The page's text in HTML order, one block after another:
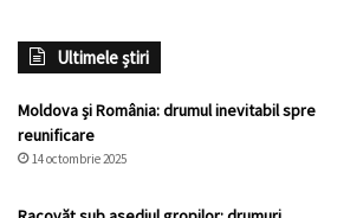
Ultimele știri
Moldova și România: drumul inevitabil spre
reunificare
14 octombrie 2025